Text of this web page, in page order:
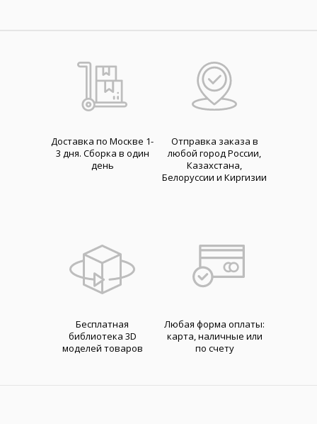
Доставка по Москве 1-
3 дня. Cборка в один
день
Отправка заказа в
любой город России,
Казахстана,
Белоруссии и Киргизии
Бесплатная
библиотека 3D
моделей товаров
Любая форма оплаты:
карта, наличные или
по счету